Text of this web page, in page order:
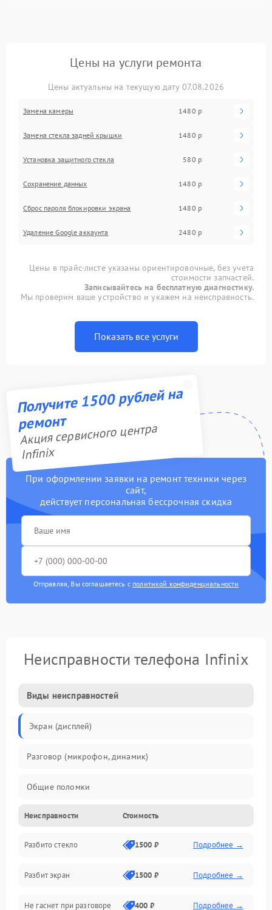
Цены на услуги ремонта
Цены актуальны на текущую дату 07.08.2026
Замена камеры 1480 р
Замена стекла задней крышки 1480 р
Установка защитного стекла 580 р
Сохранение данных 1480 р
Сброс пароля блокировки экрана 1480 р
Удаление Google аккаунта 2480 р
Цены в прайс-листе указаны ориентировочные, без учета
стоимости запчастей.
Записывайтесь на бесплатную диагностику.
Мы проверим ваше устройство и укажем на неисправность.
Показать все услуги
Получите 1500 рублей на
ремонт
Акция сервисного центра
Infinix
При оформлении заявки на ремонт техники через
сайт,
действует персональная бессрочная скидка
Отправляя, Вы соглашаетесь с политикой конфиденциальности
Неисправности телефона Infinix
Виды неисправностей
Экран (дисплей)
Разговор (микрофон, динамик)
Общие поломки
Проблемы связи
Камеры
Проблемы с дисплеем и сенсором
Неисправности Стоимость
Разбито стекло 1500 ₽ Подробнее →
Разбит экран 1500 ₽ Подробнее →
Не гаснет при разговоре 400 ₽ Подробнее →